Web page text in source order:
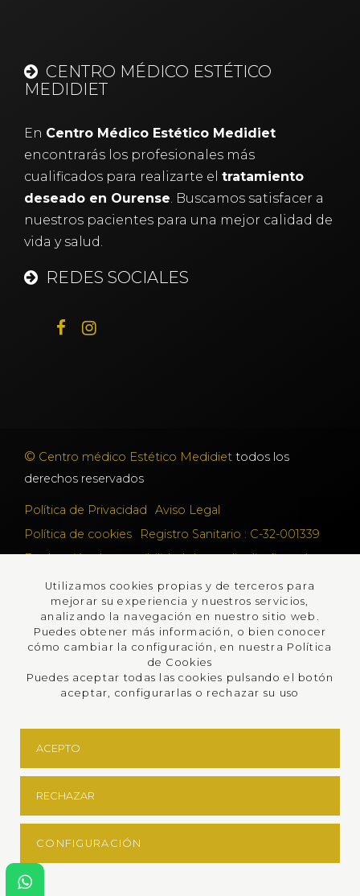
CENTRO MÉDICO ESTÉTICO
MEDIDIET
En Centro Médico Estético Medidiet
encontrarás los profesionales más
cualificados para realizarte el tratamiento
deseado en Ourense. Buscamos satisfacer a
nuestros pacientes para una mejor calidad de
vida y salud.
REDES SOCIALES
© Centro médico Estético Medidiet todos los
derechos reservados
Política de Privacidad
Aviso Legal
Política de cookies
Registro Sanitario : C-32-001339
Declaración de accesibilidad Lumedia diseño web
PROGRAMA KIT DIGITAL COFINANCIADO POR
LOS FONDOS NEXT GENERATION (EU) DEL
MECANISMO DE RECUPERACIÓN Y
RESILENCIA
Utilizamos cookies propias y de terceros para
mejorar su experiencia y nuestros servicios,
analizando la navegación en nuestro sitio web.
Puedes obtener más información, o bien conocer
cómo cambiar la configuración, en nuestra Política
de Cookies
Puedes aceptar todas las cookies pulsando el botón
aceptar, configurarlas o rechazar su uso
ACEPTO
RECHAZAR
CONFIGURACIÓN